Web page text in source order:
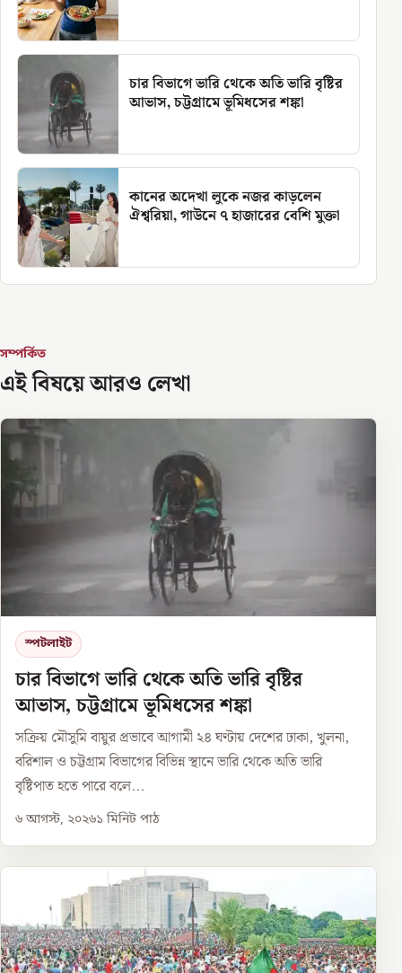
চার বিভাগে ভারি থেকে অতি ভারি বৃষ্টির
আভাস, চট্টগ্রামে ভূমিধসের শঙ্কা
কানের অদেখা লুকে নজর কাড়লেন
ঐশ্বরিয়া, গাউনে ৭ হাজারের বেশি মুক্তা
সম্পর্কিত
এই বিষয়ে আরও লেখা
স্পটলাইট
চার বিভাগে ভারি থেকে অতি ভারি বৃষ্টির
আভাস, চট্টগ্রামে ভূমিধসের শঙ্কা
সক্রিয় মৌসুমি বায়ুর প্রভাবে আগামী ২৪ ঘণ্টায় দেশের ঢাকা, খুলনা,
বরিশাল ও চট্টগ্রাম বিভাগের বিভিন্ন স্থানে ভারি থেকে অতি ভারি
বৃষ্টিপাত হতে পারে বলে...
৬ আগস্ট, ২০২৬১ মিনিট পাঠ